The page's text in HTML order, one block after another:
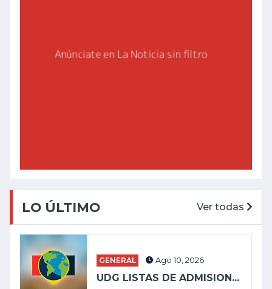
LO ÚLTIMO Ver todas
GENERAL Ago 10, 2026
UDG LISTAS DE ADMISION...